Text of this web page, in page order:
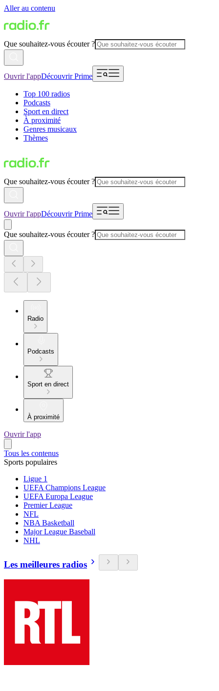
Aller au contenu
Que souhaitez-vous écouter ?
Ouvrir l'appDécouvrir Prime
Top 100 radios
Podcasts
Sport en direct
À proximité
Genres musicaux
Thèmes
Que souhaitez-vous écouter ?
Ouvrir l'appDécouvrir Prime
Que souhaitez-vous écouter ?
Radio
Podcasts
Sport en direct
À proximité
Ouvrir l'app
Tous les contenus
Sports populaires
Ligue 1
UEFA Champions League
UEFA Europa League
Premier League
NFL
NBA Basketball
Major League Baseball
NHL
Les meilleures radios